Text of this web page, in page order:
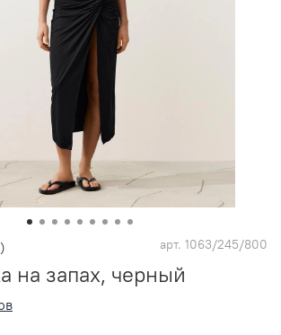
арт. 1063/245/800
на запах, черный